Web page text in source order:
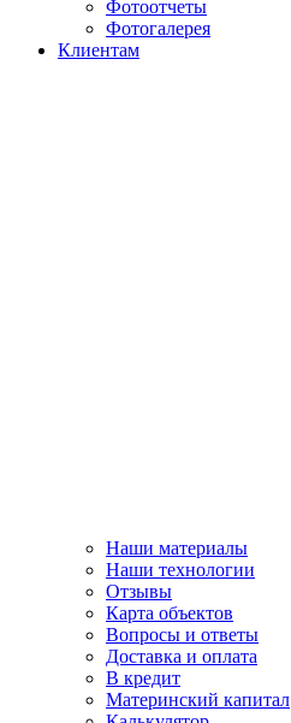
Фотоотчеты
Фотогалерея
Клиентам
Наши материалы
Наши технологии
Отзывы
Карта объектов
Вопросы и ответы
Доставка и оплата
В кредит
Материнский капитал